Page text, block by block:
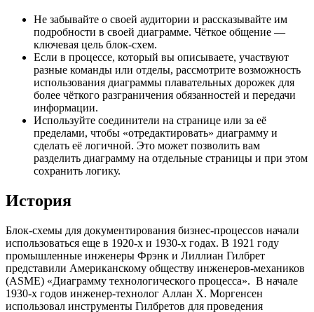
Не забывайте о своей аудитории и рассказывайте им
подробности в своей диаграмме. Чёткое общение —
ключевая цель блок-схем.
Если в процессе, который вы описываете, участвуют
разные команды или отделы, рассмотрите возможность
использования диаграммы плавательных дорожек для
более чёткого разграничения обязанностей и передачи
информации.
Используйте соединители на странице или за её
пределами, чтобы «отредактировать» диаграмму и
сделать её логичной. Это может позволить вам
разделить диаграмму на отдельные страницы и при этом
сохранить логику.
История
Блок-схемы для документирования бизнес-процессов начали
использоваться еще в 1920-х и 1930-х годах. В 1921 году
промышленные инженеры Фрэнк и Лиллиан Гилбрет
представили Американскому обществу инженеров-механиков
(ASME) «Диаграмму технологического процесса». В начале
1930-х годов инженер-технолог Аллан Х. Моргенсен
использовал инструменты Гилбретов для проведения